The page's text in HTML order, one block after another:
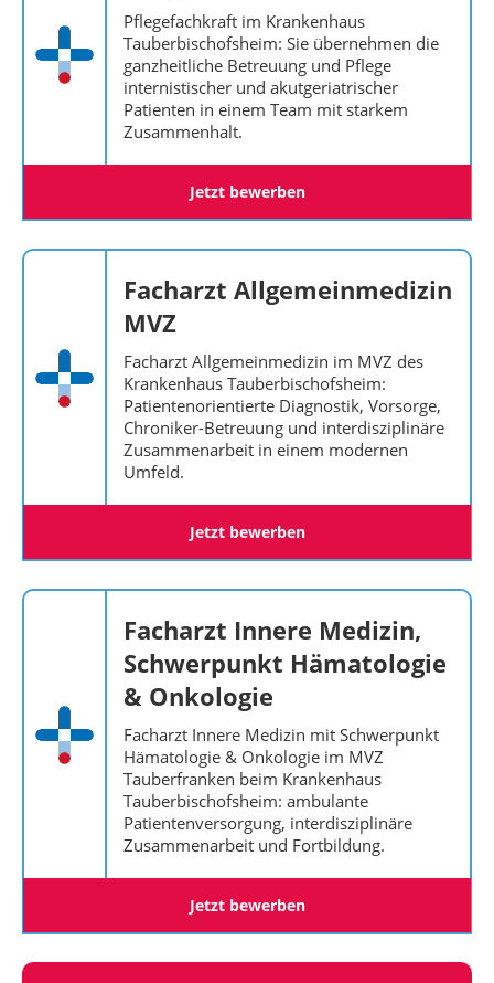
Pflegefachkraft im Krankenhaus
Tauberbischofsheim: Sie übernehmen die
ganzheitliche Betreuung und Pflege
internistischer und akutgeriatrischer
Patienten in einem Team mit starkem
Zusammenhalt.
Jetzt bewerben
Facharzt Allgemeinmedizin
MVZ
Facharzt Allgemeinmedizin im MVZ des
Krankenhaus Tauberbischofsheim:
Patientenorientierte Diagnostik, Vorsorge,
Chroniker-Betreuung und interdisziplinäre
Zusammenarbeit in einem modernen
Umfeld.
Jetzt bewerben
Facharzt Innere Medizin,
Schwerpunkt Hämatologie
& Onkologie
Facharzt Innere Medizin mit Schwerpunkt
Hämatologie & Onkologie im MVZ
Tauberfranken beim Krankenhaus
Tauberbischofsheim: ambulante
Patientenversorgung, interdisziplinäre
Zusammenarbeit und Fortbildung.
Jetzt bewerben